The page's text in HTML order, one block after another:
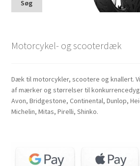
Søg
Motorcykel- og scooterdæk
Dæk til motorcykler, scootere og knallert.
af mærker og størrelser til
Avon, Bridgestone, Continental, Dunlop,
Michelin, Mitas, Pirelli, Shinko.